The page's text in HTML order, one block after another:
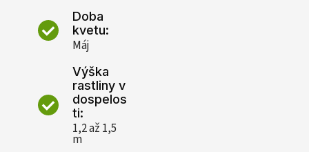
Doba
kvetu:
Máj
Výška
rastliny v
dospelos
ti:
1,2 až 1,5
m